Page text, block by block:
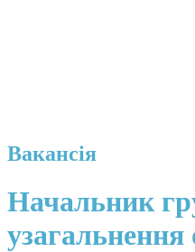
Вакансія
Начальник
узагальнення